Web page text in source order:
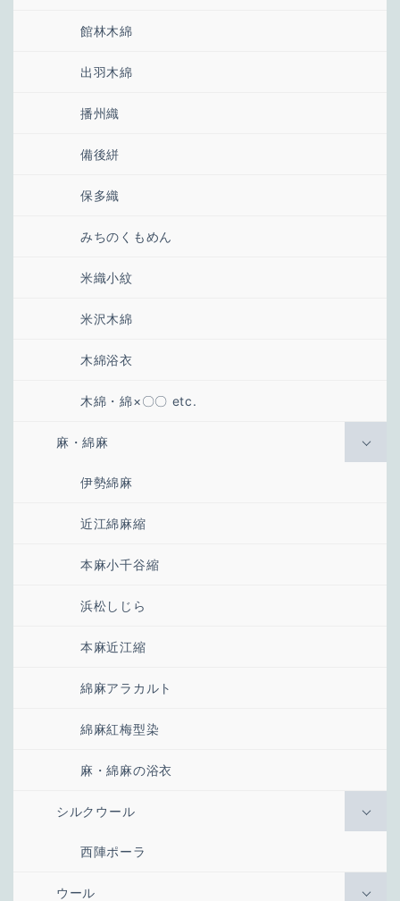
館林木綿
出羽木綿
播州織
備後絣
保多織
みちのくもめん
米織小紋
米沢木綿
木綿浴衣
木綿・綿×〇〇 etc.
麻・綿麻
伊勢綿麻
近江綿麻縮
本麻小千谷縮
浜松しじら
本麻近江縮
綿麻アラカルト
綿麻紅梅型染
麻・綿麻の浴衣
シルクウール
西陣ポーラ
ウール